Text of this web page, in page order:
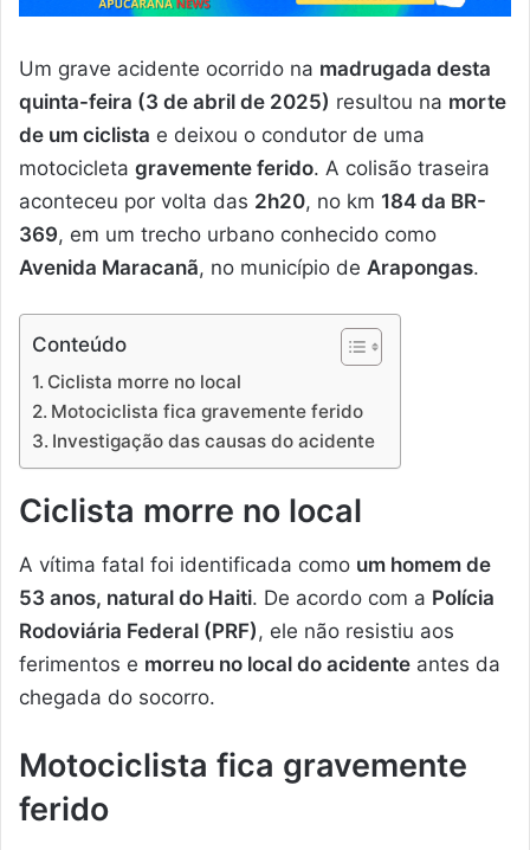
Um grave acidente ocorrido na madrugada desta
quinta-feira (3 de abril de 2025) resultou na morte
de um ciclista e deixou o condutor de uma
motocicleta gravemente ferido. A colisão traseira
aconteceu por volta das 2h20, no km 184 da BR-
369, em um trecho urbano conhecido como
Avenida Maracanã, no município de Arapongas.
Conteúdo
Ciclista morre no local
Motociclista fica gravemente ferido
Investigação das causas do acidente
Ciclista morre no local
A vítima fatal foi identificada como um homem de
53 anos, natural do Haiti. De acordo com a Polícia
Rodoviária Federal (PRF), ele não resistiu aos
ferimentos e morreu no local do acidente antes da
chegada do socorro.
Motociclista fica gravemente
ferido